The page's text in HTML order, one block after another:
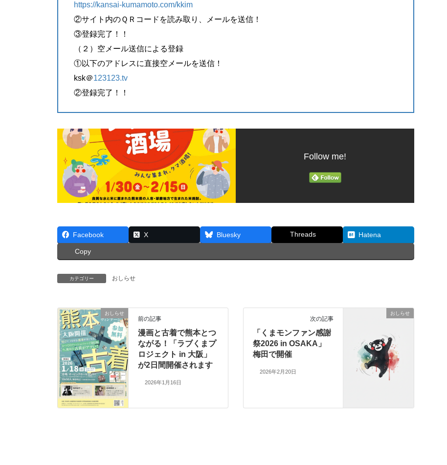
https://kansai-kumamoto.com/kkim
②サイト内のＱＲコードを読み取り、メールを送信！
③登録完了！！
（２）空メール送信による登録
①以下のアドレスに直接空メールを送信！
ksk＠123123.tv
②登録完了！！
Follow me!
Facebook X Bluesky Threads Hatena
Copy
カテゴリー おしらせ
おしらせ
前の記事
漫画と古着で熊本とつ
ながる！「ラブくまプ
ロジェクト in 大阪」
が2日間開催されます
2026年1月16日
おしらせ
次の記事
「くまモンファン感謝
祭2026 in OSAKA」
梅田で開催
2026年2月20日